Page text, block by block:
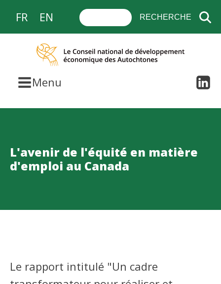
FR EN
Menu
L'avenir de l'équité en matière
d'emploi au Canada
Le rapport intitulé "Un cadre